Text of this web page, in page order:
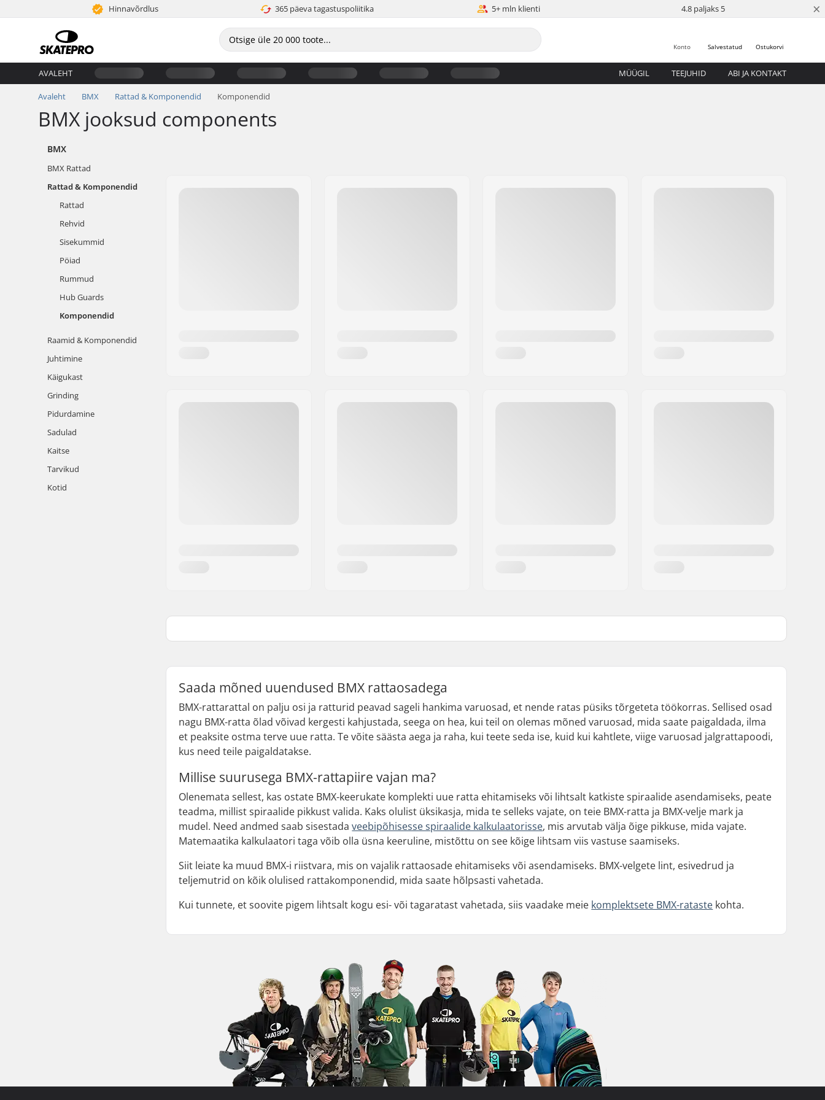
Hinnavõrdlus 365 päeva tagastuspoliitika 5+ mln klienti 4.8 paljaks 5 ×
Ostukorvi
Salvestatud
Konto
AVALEHT MÜÜGIL TEEJUHID ABI JA KONTAKT
Avaleht BMX Rattad & Komponendid Komponendid
BMX jooksud components
BMX
BMX Rattad
Rattad & Komponendid
Rattad
Rehvid
Sisekummid
Pöiad
Rummud
Hub Guards
Komponendid
Raamid & Komponendid
Juhtimine
Käigukast
Grinding
Pidurdamine
Sadulad
Kaitse
Tarvikud
Kotid
Saada mõned uuendused BMX rattaosadega
BMX-rattarattal on palju osi ja ratturid peavad sageli hankima varuosad, et nende ratas püsiks tõrgeteta töökorras. Sellised osad
nagu BMX-ratta õlad võivad kergesti kahjustada, seega on hea, kui teil on olemas mõned varuosad, mida saate paigaldada, ilma
et peaksite ostma terve uue ratta. Te võite säästa aega ja raha, kui teete seda ise, kuid kui kahtlete, viige varuosad jalgrattapoodi,
kus need teile paigaldatakse.
Millise suurusega BMX-rattapiire vajan ma?
Olenemata sellest, kas ostate BMX-keerukate komplekti uue ratta ehitamiseks või lihtsalt katkiste spiraalide asendamiseks, peate
teadma, millist spiraalide pikkust valida. Kaks olulist üksikasja, mida te selleks vajate, on teie BMX-ratta ja BMX-velje mark ja
mudel. Need andmed saab sisestadaveebipõhisesse spiraalide kalkulaatorisse, mis arvutab välja õige pikkuse, mida vajate.
Matemaatika kalkulaatori taga võib olla üsna keeruline, mistõttu on see kõige lihtsam viis vastuse saamiseks.
Siit leiate ka muud BMX-i riistvara, mis on vajalik rattaosade ehitamiseks või asendamiseks. BMX-velgete lint, esivedrud ja
teljemutrid on kõik olulised rattakomponendid, mida saate hõlpsasti vahetada.
Kui tunnete, et soovite pigem lihtsalt kogu esi- või tagaratast vahetada, siis vaadake meie komplektsete BMX-rataste kohta.